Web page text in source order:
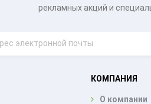
рекламных акций и
КОМПАНИЯ
О компании